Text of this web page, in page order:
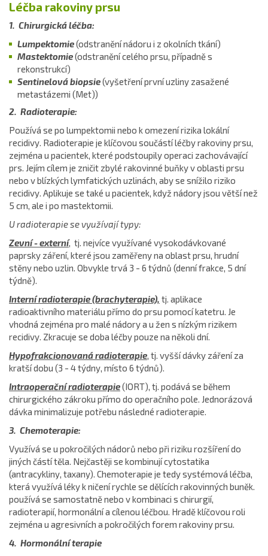
Léčba rakoviny prsu
1. Chirurgická léčba:
Lumpektomie(odstranění nádoru i z okolních tkání)
Mastektomie(odstranění celého prsu, případně s
rekonstrukcí)
Sentinelová biopsie(vyšetření první uzliny zasažené
metastázemi (Met))
2. Radioterapie:
Používá se po lumpektomii nebo k omezení rizika lokální
recidivy. Radioterapie je klíčovou součástí léčby rakoviny prsu,
zejména u pacientek, které podstoupily operaci zachovávající
prs. Jejím cílem je zničit zbylé rakovinné buňky v oblasti prsu
nebo v blízkých lymfatických uzlinách, aby se snížilo riziko
recidivy. Aplikuje se také u pacientek, když nádory jsou větší než
5 cm, ale i po mastektomii.
U radioterapie se využívají typy:
Zevní - externí, tj. nejvíce využívané vysokodávkované
paprsky záření, které jsou zaměřeny na oblast prsu, hrudní
stěny nebo uzlin. Obvykle trvá 3 - 6 týdnů (denní frakce, 5 dní
týdně).
Interní radioterapie (brachyterapie), tj. aplikace
radioaktivního materiálu přímo do prsu pomocí katetru. Je
vhodná zejména pro malé nádory a u žen s nízkým rizikem
recidivy. Zkracuje se doba léčby pouze na několi dní.
Hypofrakcionovaná radioterapie, tj. vyšší dávky záření za
kratší dobu (3 - 4 týdny, místo 6 týdnů).
Intraoperační radioterapie(IORT), tj. podává se během
chirurgického zákroku přímo do operačního pole. Jednorázová
dávka minimalizuje potřebu následné radioterapie.
3. Chemoterapie:
Využívá se u pokročilých nádorů nebo při riziku rozšíření do
jiných částí těla. Nejčastěji se kombinují cytostatika
(antracykliny, taxany). Chemoterapie je tedy systémová léčba,
která využívá léky k ničení rychle se dělících rakovinných buněk.
používá se samostatně nebo v kombinaci s chirurgií,
radioterapií, hormonální a cílenou léčbou. Hradě klíčovou roli
zejména u agresivních a pokročilých forem rakoviny prsu.
4. Hormonální terapie